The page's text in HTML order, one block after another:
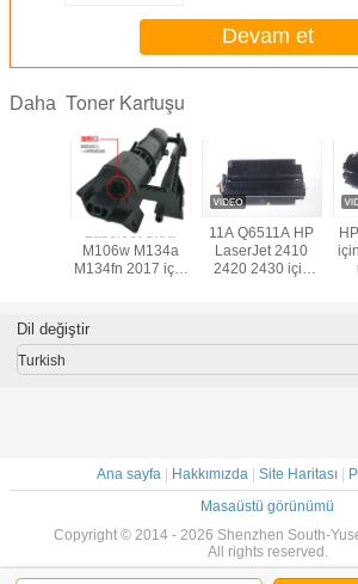
Devam et
Daha Toner Kartuşu
LaserJet Ultra
M106w M134a
M134fn 2017 için
11A Q6511A HP
LaserJet 2410
2420 2430 için
Dil değiştir
Turkish
Ana sayfa| Hakkımızda| Site Haritası|
Masaüstü görünümü
Copyright © 2014 - 2026 Shenzhen South-
All rights reserved.